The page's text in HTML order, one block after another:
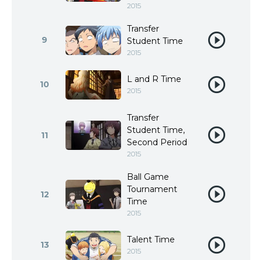
2015
9
Transfer
Student Time
2015
10 L and R Time
2015
11
Transfer
Student Time,
Second Period
2015
12
Ball Game
Tournament
Time
2015
13 Talent Time
2015